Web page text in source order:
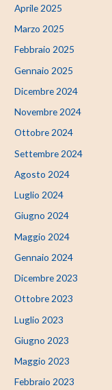
Aprile 2025
Marzo 2025
Febbraio 2025
Gennaio 2025
Dicembre 2024
Novembre 2024
Ottobre 2024
Settembre 2024
Agosto 2024
Luglio 2024
Giugno 2024
Maggio 2024
Gennaio 2024
Dicembre 2023
Ottobre 2023
Luglio 2023
Giugno 2023
Maggio 2023
Febbraio 2023